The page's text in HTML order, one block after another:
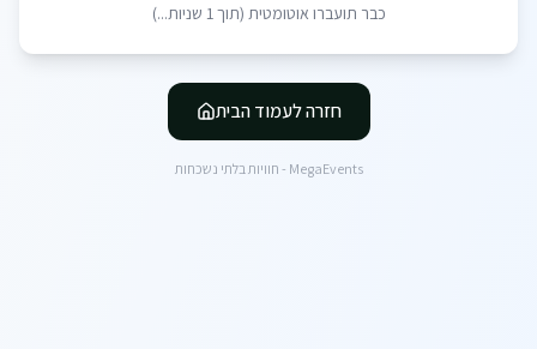
כבר תועברו אוטומטית (תוך 1 שניות...)
חזרה לעמוד הבית
MegaEvents - חוויות בלתי נשכחות